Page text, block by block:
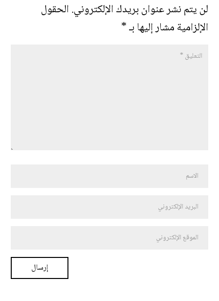
لن يتم نشر عنوان بريدك الإلكتروني.الحقول
الإلزامية مشار إليها بـ*